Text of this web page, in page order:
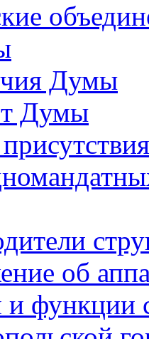
Думы
Думы
об
и функции